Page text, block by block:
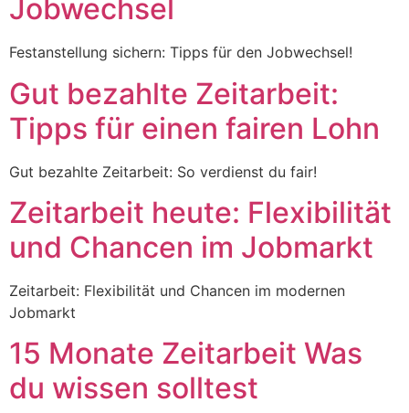
Jobwechsel
Festanstellung sichern: Tipps für den Jobwechsel!
Gut bezahlte Zeitarbeit:
Tipps für einen fairen Lohn
Gut bezahlte Zeitarbeit: So verdienst du fair!
Zeitarbeit heute: Flexibilität
und Chancen im Jobmarkt
Zeitarbeit: Flexibilität und Chancen im modernen
Jobmarkt
15 Monate Zeitarbeit Was
du wissen solltest